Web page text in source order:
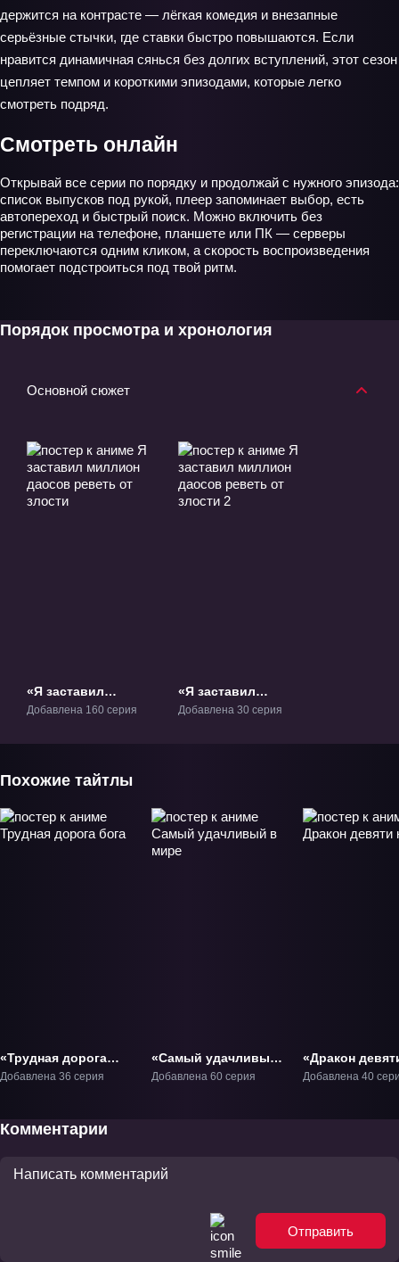
держится на контрасте — лёгкая комедия и внезапные
серьёзные стычки, где ставки быстро повышаются. Если
нравится динамичная сянься без долгих вступлений, этот сезон
цепляет темпом и короткими эпизодами, которые легко
смотреть подряд.
Смотреть онлайн
Открывай все серии по порядку и продолжай с нужного эпизода:
список выпусков под рукой, плеер запоминает выбор, есть
автопереход и быстрый поиск. Можно включить без
регистрации на телефоне, планшете или ПК — серверы
переключаются одним кликом, а скорость воспроизведения
помогает подстроиться под твой ритм.
Порядок просмотра и хронология
Основной сюжет
«Я заставил
миллион даосов
Добавлена 160 серия
«Я заставил
миллион даосов
Добавлена 30 серия
Похожие тайтлы
«Трудная дорога
бога» ТВ-1
Добавлена 36 серия
«Самый удачливый
в мире» ТВ-1
Добавлена 60 серия
«Дракон
небес» ТВ-1
Добавлена 40
Комментарии
Отправить